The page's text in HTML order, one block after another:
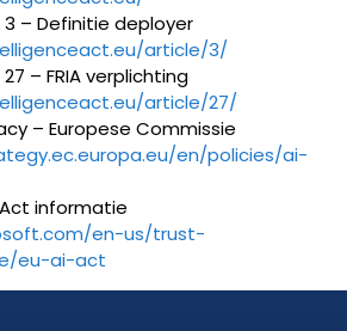
3 – Definitie deployer
article/3/
27 – FRIA verplichting
article/27/
– Europese Commissie
en/policies/ai-
Act informatie
en-us/trust-
eu-ai-act